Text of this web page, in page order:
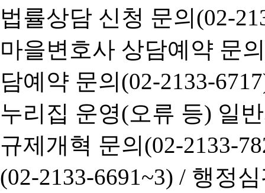
법률상담 신청 문의(02-
마을변호사 상담예약 문
담예약 문의(02-2133-
누리집 운영(오류 등) 일
규제개혁 문의(02-2133-
(02-2133-6691~3) / 행정심